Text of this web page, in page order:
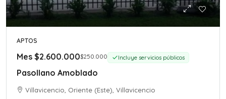
APTOS
Mes $2.600.000$250.000 Incluye servicios públicos
Pasollano Amoblado
Villavicencio, Oriente (Este), Villavicencio